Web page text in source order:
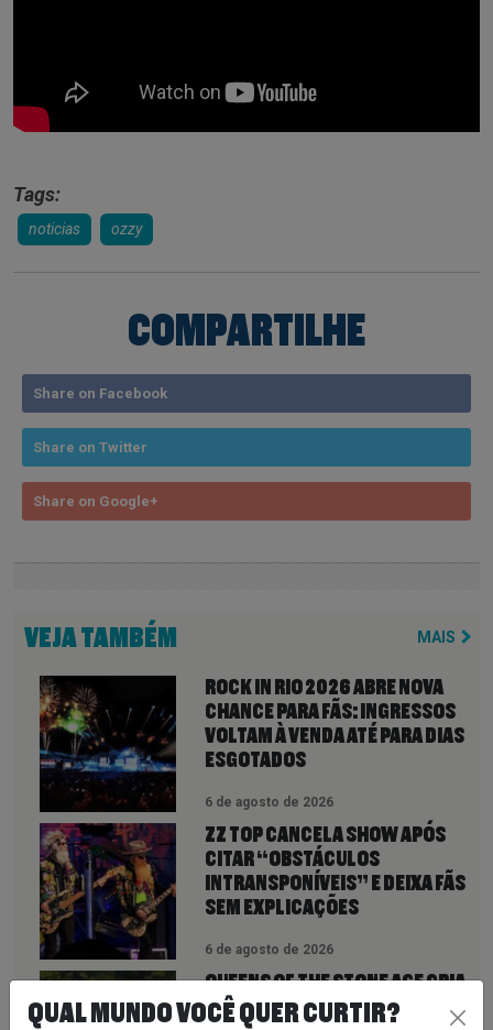
Tags:
noticias ozzy
COMPARTILHE
Share on Facebook
Share on Twitter
Share on Google+
VEJA TAMBÉM MAIS
ROCK IN RIO 2026 ABRE NOVA
CHANCE PARA FÃS: INGRESSOS
VOLTAM À VENDA ATÉ PARA DIAS
ESGOTADOS
6 de agosto de 2026
ZZ TOP CANCELA SHOW APÓS
CITAR “OBSTÁCULOS
INTRANSPONÍVEIS” E DEIXA FÃS
SEM EXPLICAÇÕES
6 de agosto de 2026
QUEENS OF THE STONE AGE CRIA
LINHA TELEFÔNICA PARA OUVIR
QUAL MUNDO VOCÊ QUER CURTIR?